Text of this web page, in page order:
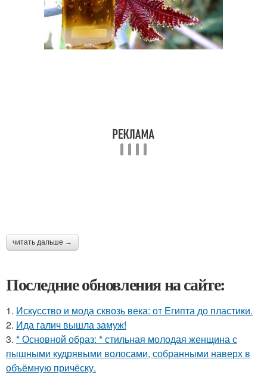
читать дальше →
Последние обновления на сайте:
1. Искусство и мода сквозь века: от Египта до пластики.
2. Ида галич вышла замуж!
3. * Основной образ: * стильная молодая женщина с
пышными кудрявыми волосами, собранными наверх в
объёмную причёску.